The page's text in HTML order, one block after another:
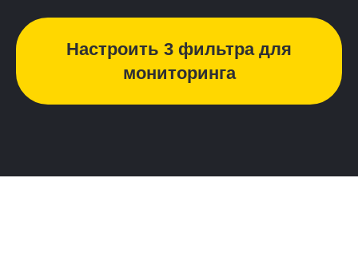
Настроить 3 фильтра для
мониторинга